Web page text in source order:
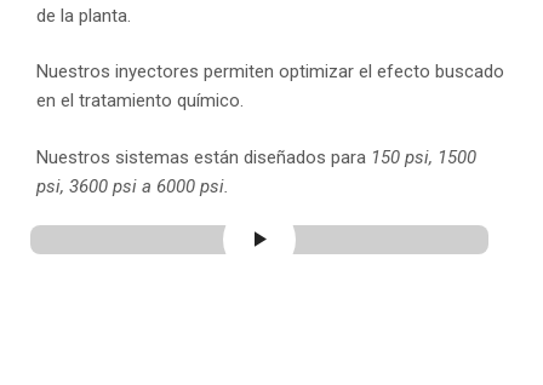
de la planta.
Nuestros inyectores permiten optimizar el efecto buscado
en el tratamiento químico.
Nuestros sistemas están diseñados para 150 psi, 1500
psi, 3600 psi a 6000 psi.